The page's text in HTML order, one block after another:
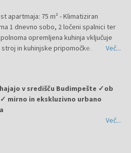
apartmaja: 75 m² - Klimatiziran
1 dnevno sobo, 2 ločeni spalnici ter
opremljena kuhinja vključuje
in kuhinjske pripomočke.
za pripravo čaja in kave ter
Več...
v središču Budimpešte ✓ob
mirno in ekskluzivno urbano
mirno in ekskluzivno urbano
Več...